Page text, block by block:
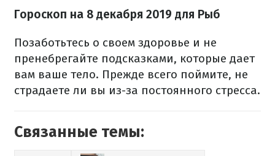
Гороскоп на 8 декабря 2019 для Рыб
Позаботьтесь о своем здоровье и не
пренебрегайте подсказками, которые дает
вам ваше тело. Прежде всего поймите, не
страдаете ли вы из-за постоянного стресса.
Связанные темы: